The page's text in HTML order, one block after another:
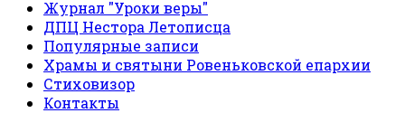
Журнал "Уроки веры"
ДПЦ Нестора Летописца
Популярные записи
Храмы и святыни Ровеньковской епархии
Стиховизор
Контакты